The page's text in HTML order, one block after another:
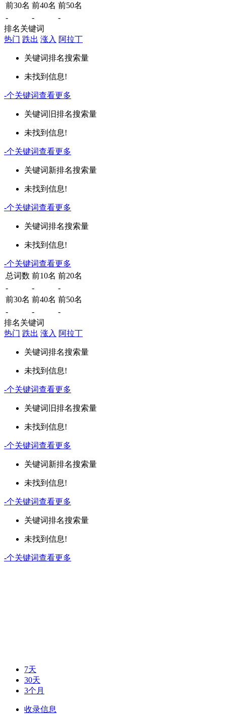
前30名 前40名 前50名
-
-
-
排名关键词
热门 跌出 涨入 阿拉丁
关键词排名搜索量
未找到信息!
-个关键词查看更多
关键词 旧排名搜索量
未找到信息!
-个关键词查看更多
关键词新排名搜索量
未找到信息!
-个关键词查看更多
关键词排名搜索量
未找到信息!
-个关键词查看更多
总词数 前10名 前20名
-
-
-
前30名 前40名 前50名
-
-
-
排名关键词
热门 跌出 涨入 阿拉丁
关键词排名搜索量
未找到信息!
-个关键词查看更多
关键词 旧排名搜索量
未找到信息!
-个关键词查看更多
关键词新排名搜索量
未找到信息!
-个关键词查看更多
关键词排名搜索量
未找到信息!
-个关键词查看更多
7天
30天
3个月
收录信息